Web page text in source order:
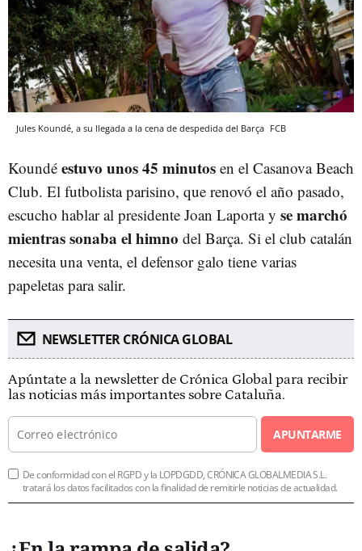
Jules Koundé, a su llegada a la cena de despedida del Barça FCB
Koundé estuvo unos 45 minutos en el Casanova Beach
Club. El futbolista parisino, que renovó el año pasado,
escucho hablar al presidente Joan Laporta y se marchó
mientras sonaba el himno del Barça. Si el club catalán
necesita una venta, el defensor galo tiene varias
papeletas para salir.
NEWSLETTER CRÓNICA GLOBAL
Apúntate a la newsletter de Crónica Global para recibir
las noticias más importantes sobre Cataluña.
APUNTARME
De conformidad con el RGPD y la LOPDGDD, CRÓNICA GLOBALMEDIA S.L.
tratará los datos facilitados con la finalidad de remitirle noticias de actualidad.